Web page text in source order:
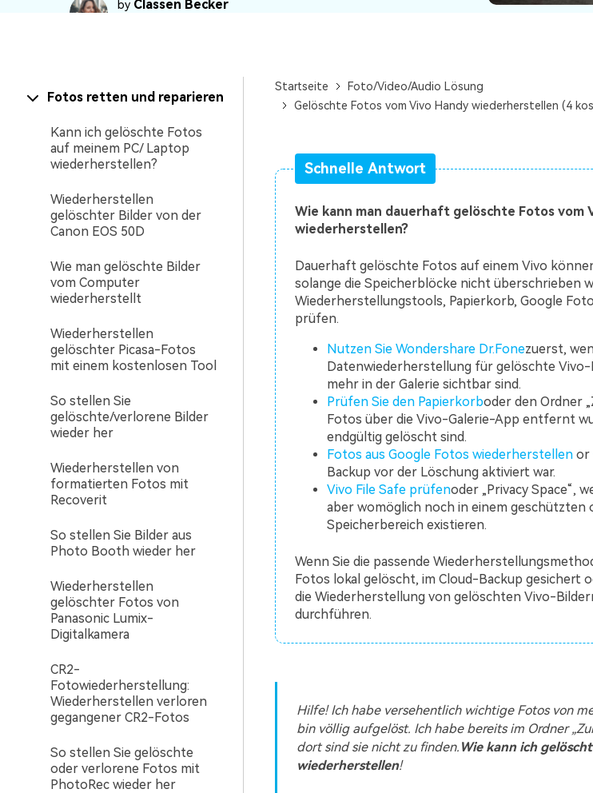
NAS-Datenrettung
ALLE
by Classen Becker
Fotos retten und reparieren
Kann ich gelöschte Fotos
auf meinem PC/ Laptop
wiederherstellen?
Wiederherstellen
gelöschter Bilder von der
Canon EOS 50D
Wie man gelöschte Bilder
vom Computer
wiederherstellt
Wiederherstellen
gelöschter Picasa-Fotos
mit einem kostenlosen Tool
So stellen Sie
gelöschte/verlorene Bilder
wieder her
Wiederherstellen von
formatierten Fotos mit
Recoverit
So stellen Sie Bilder aus
Photo Booth wieder her
Wiederherstellen
gelöschter Fotos von
Panasonic Lumix-
Digitalkamera
CR2-
Fotowiederherstellung:
Wiederherstellen verloren
gegangener CR2-Fotos
So stellen Sie gelöschte
oder verlorene Fotos mit
PhotoRec wieder her
Startseite
Foto/Video/Audio Lösung
Gelöschte Fotos vom Vivo Handy wiederherstellen (4
Schnelle Antwort
Wie kann man dauerhaft gelöschte Fotos vom
wiederherstellen?
Dauerhaft gelöschte Fotos auf einem Vivo
solange die Speicherblöcke nicht überschrieben
Wiederherstellungstools, Papierkorb, Google
prüfen.
Nutzen Sie Wondershare Dr.Fonezuerst,
Datenwiederherstellung für gelöschte
mehr in der Galerie sichtbar sind.
Prüfen Sie den Papierkorboder den Ordner
Fotos über die Vivo-Galerie-App entfernt
endgültig gelöscht sind.
Fotos aus Google Fotos wiederherstellenor
Backup vor der Löschung aktiviert war.
Vivo File Safe prüfenoder „Privacy Space“,
aber womöglich noch in einem geschützten
Speicherbereich existieren.
Wenn Sie die passende
Fotos lokal gelöscht, im Cloud-Backup gesichert
die Wiederherstellung von gelöschten Vivo-
durchführen.
Hilfe! Ich habe versehentlich wichtige Fotos von
bin völlig aufgelöst. Ich habe bereits im Ordner
dort sind sie nicht zu finden. Wie kann ich
wiederherstellen!